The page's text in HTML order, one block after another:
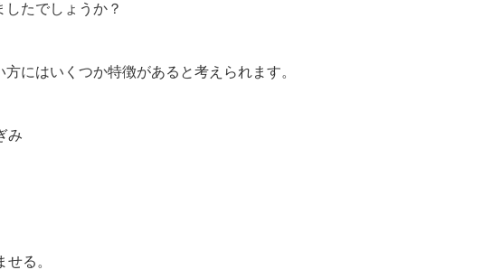
たでしょうか？
にはいくつか特徴があると考えられます。
み
る。